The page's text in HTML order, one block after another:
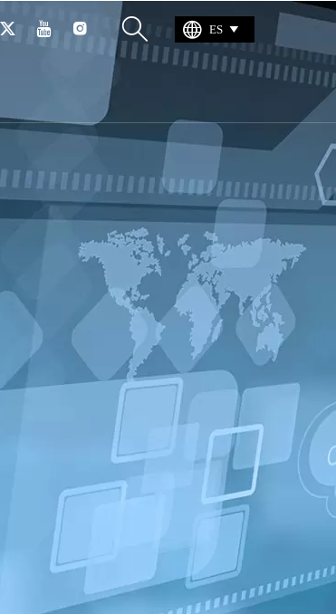
     ES 